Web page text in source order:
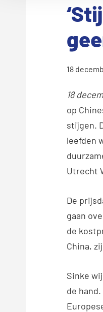
18
18
op
stijgen.
leefden
Utrecht
De
gaan
de
China,
Sinke
de